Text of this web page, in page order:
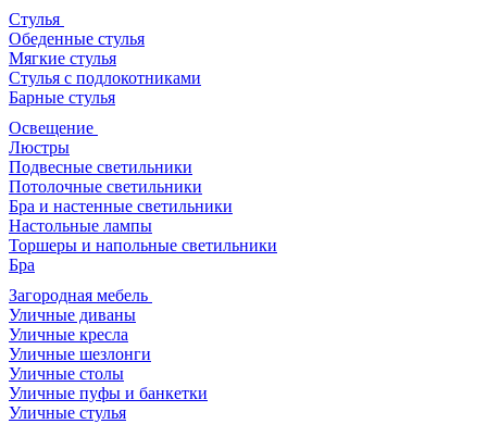
Стулья
Обеденные стулья
Мягкие стулья
Стулья с подлокотниками
Барные стулья
Освещение
Люстры
Подвесные светильники
Потолочные светильники
Бра и настенные светильники
Настольные лампы
Торшеры и напольные светильники
Бра
Загородная мебель
Уличные диваны
Уличные кресла
Уличные шезлонги
Уличные столы
Уличные пуфы и банкетки
Уличные стулья